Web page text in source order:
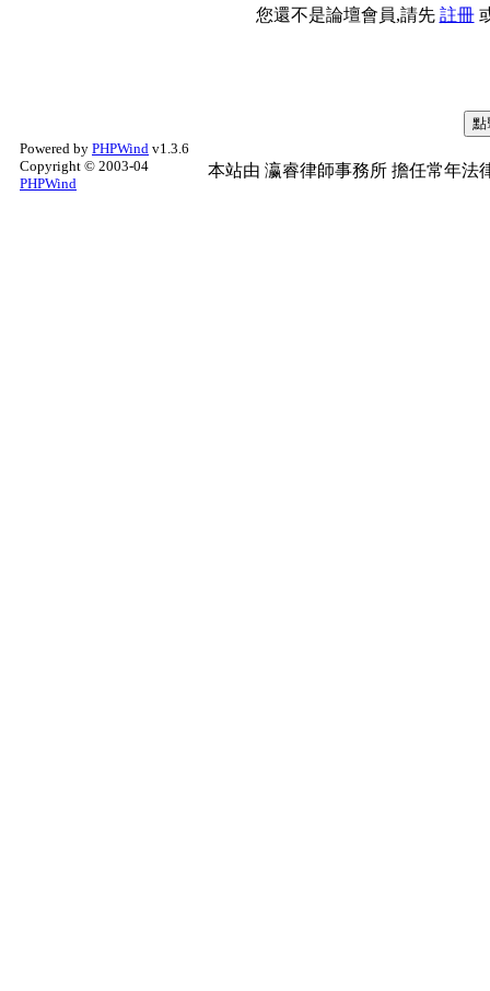
您還不是論壇會員,請先 註冊
Powered by PHPWind v1.3.6
Copyright © 2003-04
PHPWind
本站由 瀛睿律師事務所 擔任常年法